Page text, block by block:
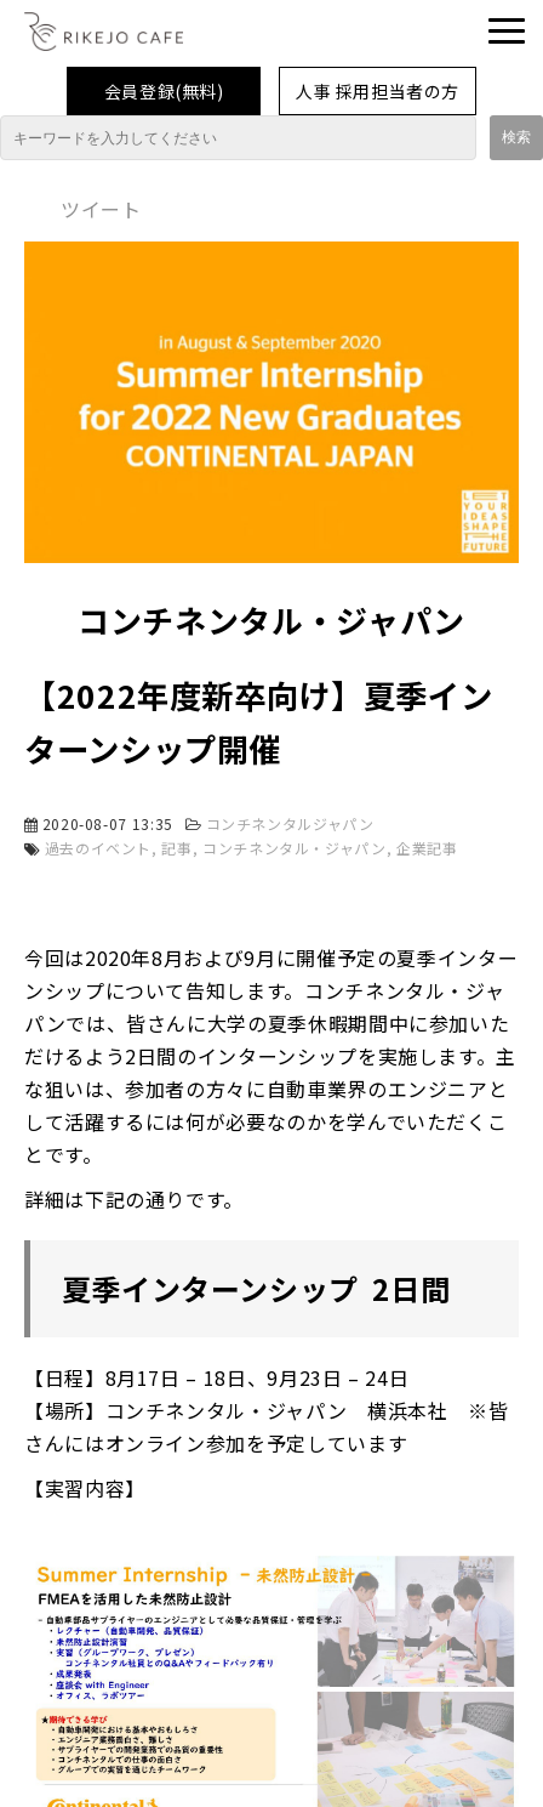
会員登録(無料) 人事 採用担当者の方
イベント
就活情報
大学生活
コラム・特集
ツイート
コンチネンタル・ジャパン
【2022年度新卒向け】夏季イン
ターンシップ開催
2020-08-07 13:35
コンチネンタルジャパン
過去のイベント
記事 コンチネンタル・ジャパン 企業記事
今回は2020年8月および9月に開催予定の夏季インター
ンシップについて告知します。コンチネンタル・ジャ
パンでは、皆さんに大学の夏季休暇期間中に参加いた
だけるよう2日間のインターンシップを実施します。主
な狙いは、参加者の方々に自動車業界のエンジニアと
して活躍するには何が必要なのかを学んでいただくこ
とです。
詳細は下記の通りです。
夏季インターンシップ 2日間
【日程】8月17日 – 18日、9月23日 – 24日
【場所】コンチネンタル・ジャパン 横浜本社 ※皆
さんにはオンライン参加を予定しています
【実習内容】